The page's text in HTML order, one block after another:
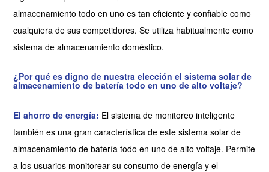
almacenamiento todo en uno es tan eficiente y confiable como
cualquiera de sus competidores. Se utiliza habitualmente como
sistema de almacenamiento doméstico.
¿Por qué es digno de nuestra elección el sistema solar de
almacenamiento de batería todo en uno de alto voltaje?
El ahorro de energía: El sistema de monitoreo inteligente
también es una gran característica de este sistema solar de
almacenamiento de batería todo en uno de alto voltaje. Permite
a los usuarios monitorear su consumo de energía y el